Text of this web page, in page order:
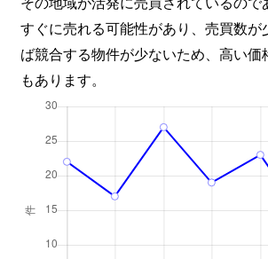
すぐに売れる可能性があり、売買数が
ば競合する物件が少ないため、高い価
もあります。